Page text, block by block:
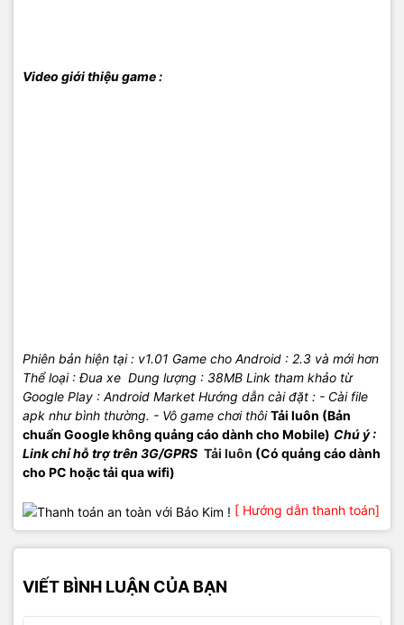
Video giới thiệu game :
Phiên bản hiện tại : v1.01 Game cho Android : 2.3 và mới hơn
Thể loại : Đua xe Dung lượng : 38MB Link tham khảo từ
Google Play : Android Market Hướng dẫn cài đặt : - Cài file
apk như bình thường. - Vô game chơi thôi Tải luôn (Bản
chuẩn Google không quảng cáo dành cho Mobile) Chú ý :
Link chỉ hỗ trợ trên 3G/GPRS Tải luôn (Có quảng cáo dành
cho PC hoặc tải qua wifi)
[ Hướng dẫn thanh toán]
VIẾT BÌNH LUẬN CỦA BẠN